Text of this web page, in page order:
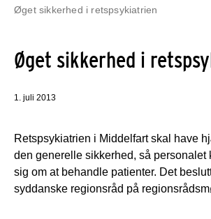
Øget sikkerhed i retspsykiatrien
Øget sikkerhed i
1. juli 2013
Retspsykiatrien i Middelfart skal have
den generelle sikkerhed, så personalet
sig om at behandle patienter. Det
syddanske regionsråd på